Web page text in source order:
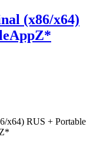
(x86/x64)